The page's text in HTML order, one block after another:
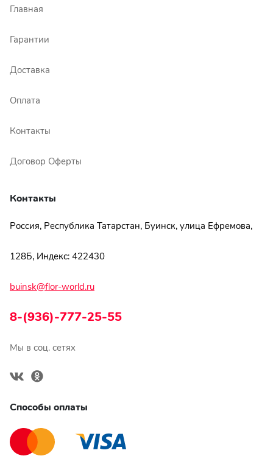
Главная
Гарантии
Доставка
Оплата
Контакты
Договор Оферты
Контакты
Россия, Республика Татарстан, Буинск, улица Ефремова,
128Б, Индекс: 422430
buinsk@flor-world.ru
8-(936)-777-25-55
Мы в соц. сетях
Способы оплаты